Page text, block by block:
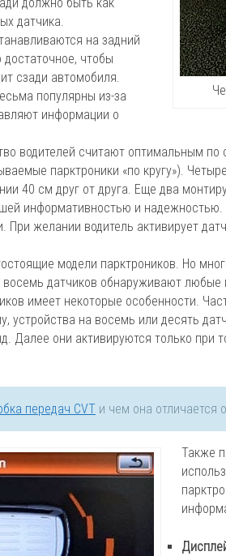
датчика.
на задний
чтобы
сзади автомобиля.
популярны из-за
информации о
водителей считают оптимальным
парктроники «по кругу»).
40 см друг от друга. Еще два
информативностью и
При желании водитель активирует
модели парктроников. Но
датчиков обнаруживают любые
имеет некоторые особенности.
устройства на восемь или десять
Далее они активируются только
передач CVT и чем она отличается
Также